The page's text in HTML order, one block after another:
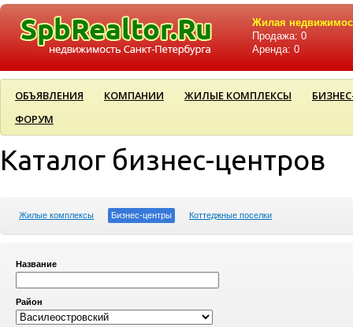
Жилая
Продажа: 0
Аренда: 0
ОБЪЯВЛЕНИЯ КОМПАНИИ ЖИЛЫЕ КОМПЛЕКСЫ
ФОРУМ
Каталог бизнес-центров
Жилые комплексы Бизнес-центры Коттеджные поселки
Название
Район